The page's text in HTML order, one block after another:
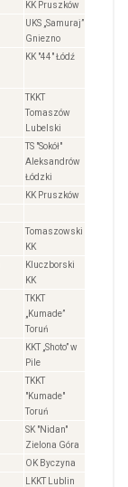
KK Pruszków
UKS „Samuraj”
Gniezno
KK "44" Łódź
TKKT
Tomaszów
Lubelski
TS "Sokół"
Aleksandrów
Łódzki
KK Pruszków
Tomaszowski
KK
Kluczborski
KK
TKKT
„Kumade”
Toruń
KKT „Shoto” w
Pile
TKKT
"Kumade"
Toruń
SK "Nidan"
Zielona Góra
OK Byczyna
LKKT Lublin